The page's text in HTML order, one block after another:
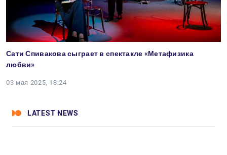
Сати Спивакова сыграет в спектакле «Метафизика
любви»
03 мая 2025, 18:24
LATEST NEWS